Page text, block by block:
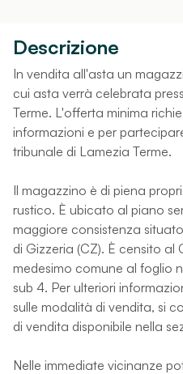
Descrizione
In vendita all'asta un
cui asta verrà celebrata
Terme. L'offerta minima
informazioni e per
tribunale di Lamezia Terme.
Il magazzino è di piena
rustico. È ubicato al piano
maggiore consistenza
di Gizzeria (CZ). È censito al
medesimo comune al foglio
sub 4. Per ulteriori
sulle modalità di vendita, si
di vendita disponibile nella
Nelle immediate vicinanze